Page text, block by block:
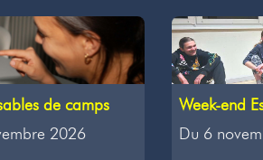
de camps
2026
Week-end
Du 6